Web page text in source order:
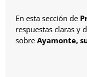
En esta sección de
respuestas claras y
sobreAyamonte,